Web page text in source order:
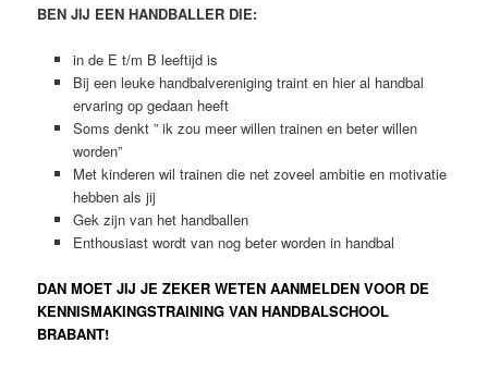
BEN JIJ EEN HANDBALLER DIE:
in de E t/m B leeftijd is
Bij een leuke handbalvereniging traint en hier al handbal
ervaring op gedaan heeft
Soms denkt ” ik zou meer willen trainen en beter willen
worden”
Met kinderen wil trainen die net zoveel ambitie en motivatie
hebben als jij
Gek zijn van het handballen
Enthousiast wordt van nog beter worden in handbal
DAN MOET JIJ JE ZEKER WETEN AANMELDEN VOOR DE
KENNISMAKINGSTRAINING VAN HANDBALSCHOOL
BRABANT!